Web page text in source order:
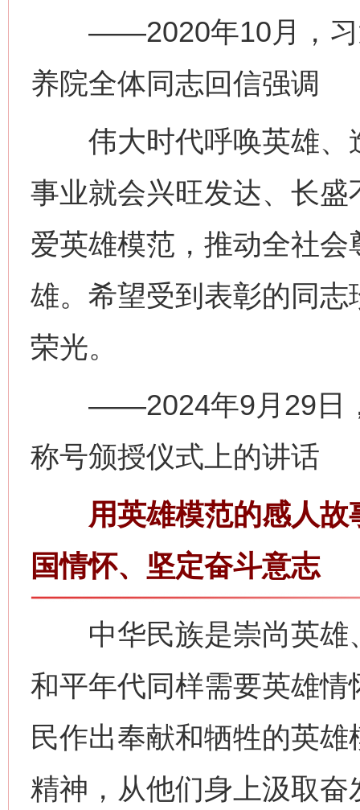
——2020年10月，习
养院全体同志回信强调
伟大时代呼唤英雄、
事业就会兴旺发达、长
爱英雄模范，推动全社
雄。希望受到表彰的同
荣光。
——2024年9月29日，
称号颁授仪式上的讲话
用英雄模范的感人故
国情怀、坚定奋斗意志
中华民族是崇尚英雄
和平年代同样需要英雄
民作出奉献和牺牲的英
精神，从他们身上汲取